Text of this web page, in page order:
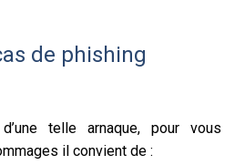
de phishing
telle arnaque, pour vous
il convient de :